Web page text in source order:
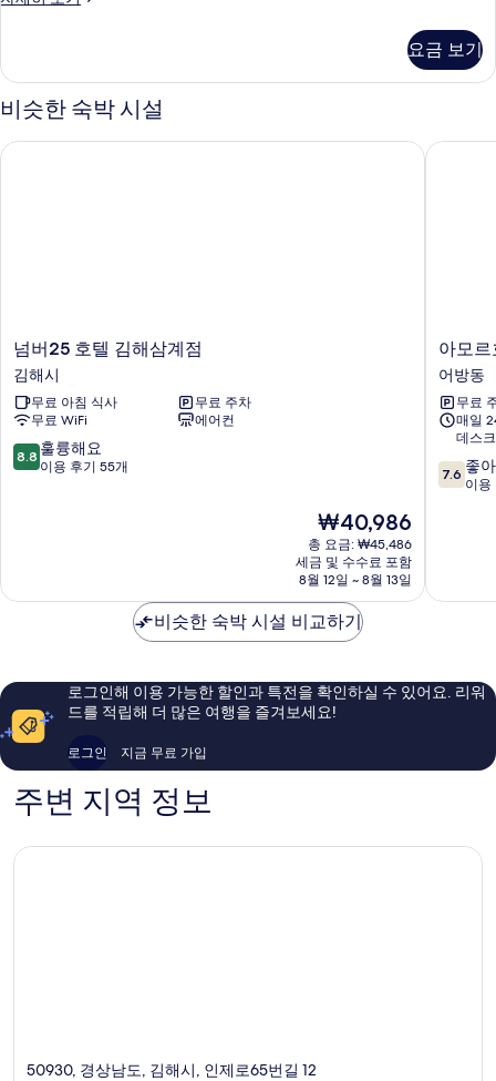
히
보
기
요금 보기
비슷한 숙박 시설
넘
버
25
호
텔
김
해
넘버25 호텔 김해삼계점
김해시
무료 아침 식사
무료 주차
무료 WiFi
에어컨
10
점
륭
용
후
기
55
개
8.8 훌륭해요
이용 후기 55개
현
재
요
금
₩40,986
₩40,986
총 요금: ₩45,486
세금 및 수수료 포함
8월 12일 ~ 8월 13일
넘버25 호텔 김해삼계점
아
모
르
호
텔
해
어
아모
어방동
무료
매일
데스크
10
점
좋
용
후
7.6 좋
이용
아모르
비슷한 숙박 시설 비교하기
로그인해 이용 가능한 할인과 특전을 확인하실 수 있어요. 리워
드를 적립해 더 많은 여행을 즐겨보세요!
로그인 지금 무료 가입
주변 지역 정보
50930, 경상남도, 김해시, 인제로65번길 12